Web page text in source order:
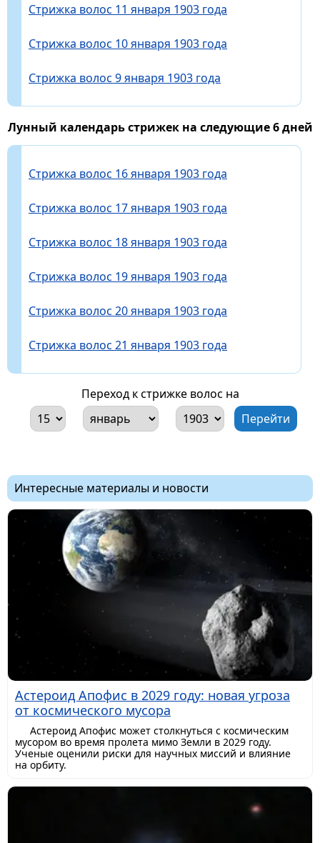
Стрижка волос 11 января 1903 года
Стрижка волос 10 января 1903 года
Стрижка волос 9 января 1903 года
Лунный календарь стрижек на следующие 6 дней
Стрижка волос 16 января 1903 года
Стрижка волос 17 января 1903 года
Стрижка волос 18 января 1903 года
Стрижка волос 19 января 1903 года
Стрижка волос 20 января 1903 года
Стрижка волос 21 января 1903 года
Переход к стрижке волос на
Интересные материалы и новости
Астероид Апофис в 2029 году: новая угроза
от космического мусора
Астероид Апофис может столкнуться с космическим
мусором во время пролета мимо Земли в 2029 году.
Ученые оценили риски для научных миссий и влияние
на орбиту.